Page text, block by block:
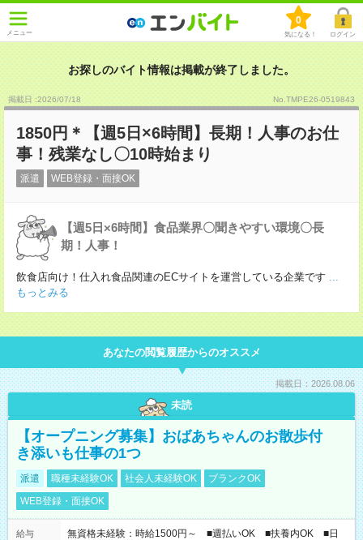
メニュー
0
気になる！ ログイン
お探しのバイト情報は掲載が終了しました。
掲載日 :2026/07/18 No.TMPE26-0519843
1850円＊【週5日×6時間】長期！人事のお仕
事！残業なし〇10時始まり
派遣 WEB登録・面接OK
【週5日×6時間】食品業界〇聞きやすい環境〇長
期！人事！
飲食店向け！仕入れ食品関連のECサイトを運営している企業です ...
もっとみる
あなたの閲覧履歴からのオススメ
掲載日：2026.08.06
未読
【オープニング募集】おばあちゃんのお散歩付
き添いも仕事の1つ
派遣 職種未経験OK 社会人未経験OK
ブランクOK
WEB登録・面接OK
給与
無資格未経験：時給1500円～ ■週払いOK ■扶養内OK ■日